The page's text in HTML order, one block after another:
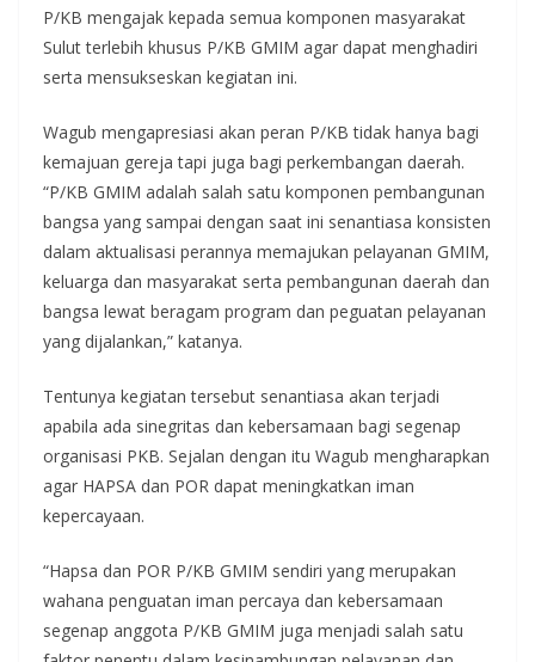
P/KB mengajak kepada semua komponen masyarakat
Sulut terlebih khusus P/KB GMIM agar dapat menghadiri
serta mensukseskan kegiatan ini.
Wagub mengapresiasi akan peran P/KB tidak hanya bagi
kemajuan gereja tapi juga bagi perkembangan daerah.
“P/KB GMIM adalah salah satu komponen pembangunan
bangsa yang sampai dengan saat ini senantiasa konsisten
dalam aktualisasi perannya memajukan pelayanan GMIM,
keluarga dan masyarakat serta pembangunan daerah dan
bangsa lewat beragam program dan peguatan pelayanan
yang dijalankan,” katanya.
Tentunya kegiatan tersebut senantiasa akan terjadi
apabila ada sinegritas dan kebersamaan bagi segenap
organisasi PKB. Sejalan dengan itu Wagub mengharapkan
agar HAPSA dan POR dapat meningkatkan iman
kepercayaan.
“Hapsa dan POR P/KB GMIM sendiri yang merupakan
wahana penguatan iman percaya dan kebersamaan
segenap anggota P/KB GMIM juga menjadi salah satu